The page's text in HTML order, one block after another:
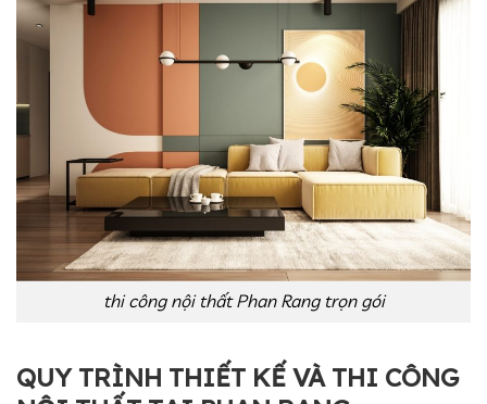
thi công nội thất Phan Rang trọn gói
QUY TRÌNH THIẾT KẾ VÀ THI CÔNG